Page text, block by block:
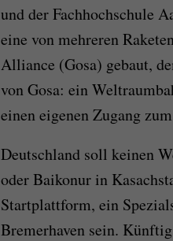
und der Fachhochschule
eine von mehreren
Alliance (Gosa) gebaut,
von Gosa: ein
einen eigenen Zugang
Deutschland soll keinen
oder Baikonur in
Startplattform, ein
Bremerhaven sein.